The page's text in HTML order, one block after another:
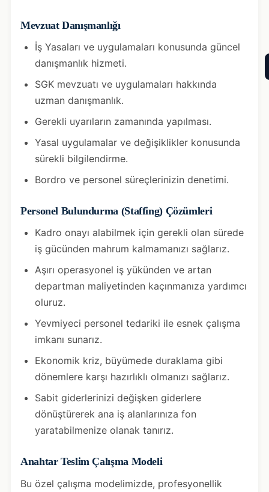
Mevzuat Danışmanlığı
İş Yasaları ve uygulamaları konusunda güncel
danışmanlık hizmeti.
SGK mevzuatı ve uygulamaları hakkında
uzman danışmanlık.
Gerekli uyarıların zamanında yapılması.
Yasal uygulamalar ve değişiklikler konusunda
sürekli bilgilendirme.
Bordro ve personel süreçlerinizin denetimi.
Personel Bulundurma (Staffing) Çözümleri
Kadro onayı alabilmek için gerekli olan sürede
iş gücünden mahrum kalmamanızı sağlarız.
Aşırı operasyonel iş yükünden ve artan
departman maliyetinden kaçınmanıza yardımcı
oluruz.
Yevmiyeci personel tedariki ile esnek çalışma
imkanı sunarız.
Ekonomik kriz, büyümede duraklama gibi
dönemlere karşı hazırlıklı olmanızı sağlarız.
Sabit giderlerinizi değişken giderlere
dönüştürerek ana iş alanlarınıza fon
yaratabilmenize olanak tanırız.
Anahtar Teslim Çalışma Modeli
Bu özel çalışma modelimizde, profesyonellik